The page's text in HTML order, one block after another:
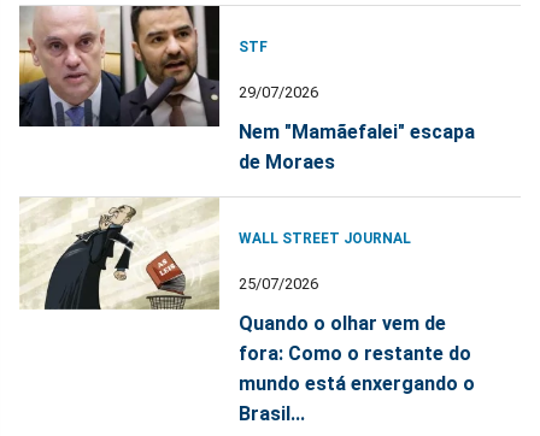
STF
29/07/2026
Nem "Mamãefalei" escapa
de Moraes
WALL STREET JOURNAL
25/07/2026
Quando o olhar vem de
fora: Como o restante do
mundo está enxergando o
Brasil...